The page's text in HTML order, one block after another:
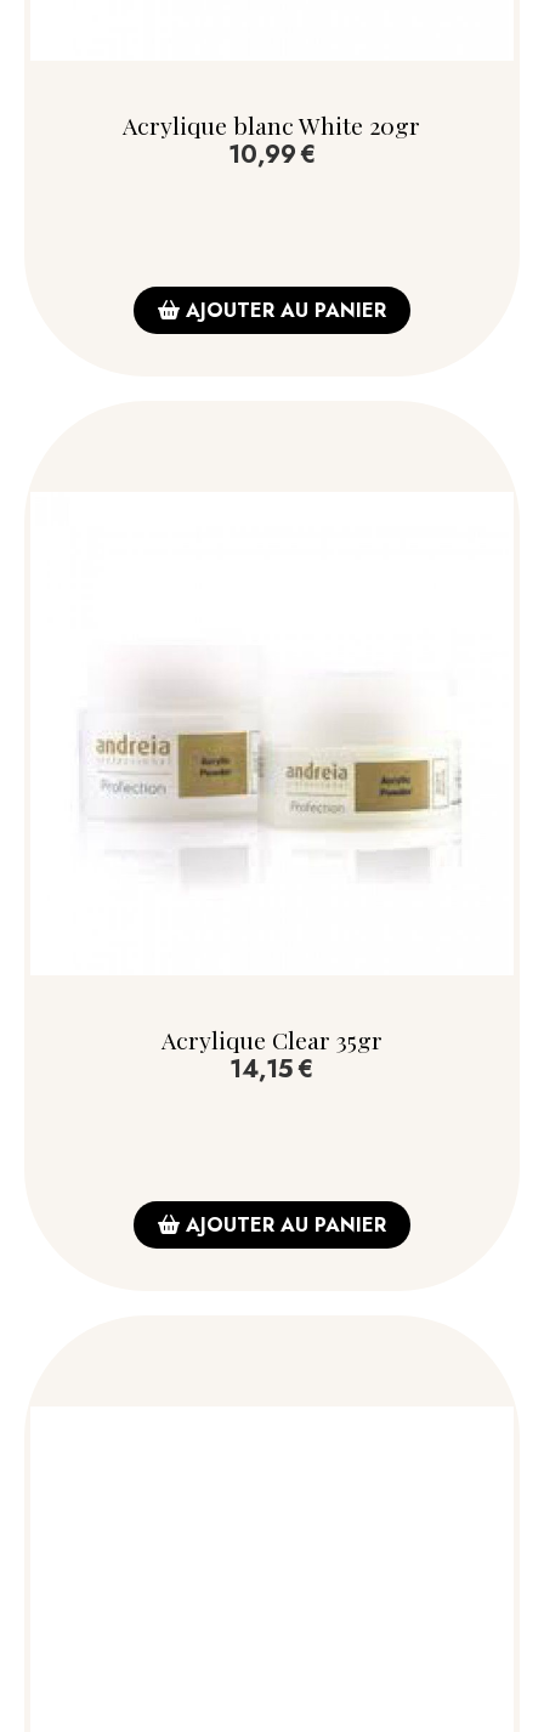
Acrylique blanc White 20gr
10,99€
AJOUTER AU PANIER
Acrylique Clear 35gr
14,15€
AJOUTER AU PANIER